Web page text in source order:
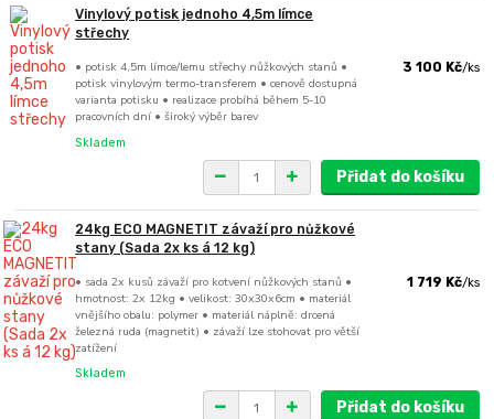
Vinylový potisk jednoho 4,5m límce
střechy
• potisk 4,5m límce/lemu střechy nůžkových stanů •
potisk vinylovým termo-transferem • cenově dostupná
varianta potisku • realizace probíhá během 5-10
pracovních dní • široký výběr barev
3 100 Kč/ks
Skladem
Přidat do košíku
24kg ECO MAGNETIT závaží pro nůžkové
stany (Sada 2x ks á 12 kg)
• sada 2x kusů závaží pro kotvení nůžkových stanů •
hmotnost: 2x 12kg • velikost: 30x30x6cm • materiál
vnějšího obalu: polymer • materiál náplně: drcená
železná ruda (magnetit) • závaží lze stohovat pro větší
zatížení
1 719 Kč/ks
Skladem
Přidat do košíku